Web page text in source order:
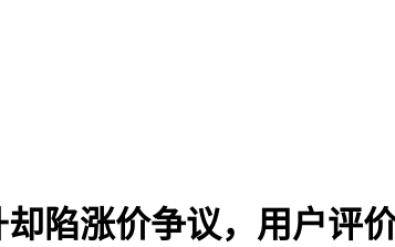
陷涨价争议，用户评